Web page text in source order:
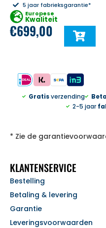
5 jaar fabrieksgarantie*
Europese
Kwaliteit
€699,00
Gratisverzending
2-5 jaar
* Zie de
KLANTENSERVICE
Bestelling
Betaling & levering
Garantie
Leveringsvoorwaarden